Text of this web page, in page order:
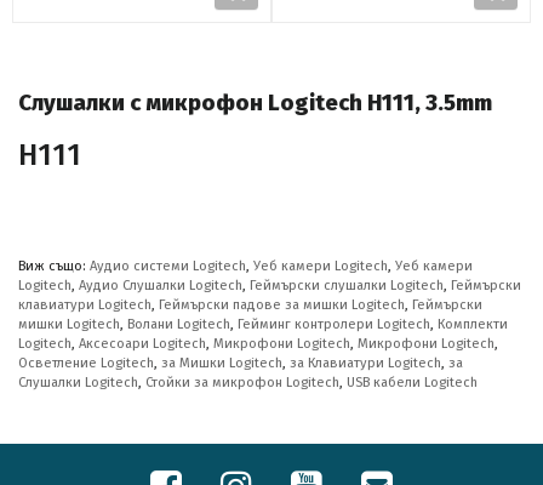
Слушалки с микрофон Logitech H111, 3.5mm
H111
Виж също: Аудио системи Logitech Уеб камери Logitech Уеб камери
Logitech Аудио Слушалки Logitech Геймърски слушалки Logitech
Геймърски
клавиатури Logitech
Геймърски падове за мишки Logitech
Геймърски
мишки Logitech
Волани Logitech Гейминг контролери Logitech
Комплекти
Logitech Аксесоари Logitech Микрофони Logitech Микрофони Logitech
Осветление Logitech
за Мишки Logitech за Клавиатури Logitech
за
Слушалки Logitech
Стойки за микрофон Logitech USB кабели Logitech